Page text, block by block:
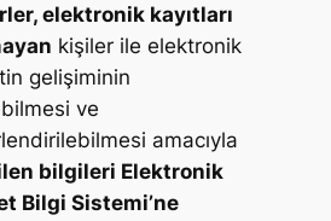
elektronik kayıtları
kişiler ile elektronik
gelişiminin
ve
amacıyla
bilgileri Elektronik
Bilgi Sistemi’ne